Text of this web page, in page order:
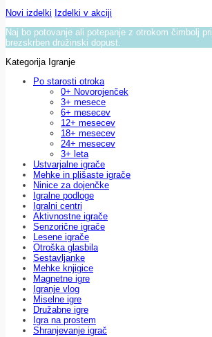
Novi izdelki Izdelki v akciji
Naj bo potovanje ali potepanje z otrokom čimbolj
brezskrben družinski dopust.
Kategorija Igranje
Po starosti otroka
0+ Novorojenček
3+ mesece
6+ mesecev
12+ mesecev
18+ mesecev
24+ mesecev
3+ leta
Ustvarjalne igrače
Mehke in plišaste igrače
Ninice za dojenčke
Igralne podloge
Igralni centri
Aktivnostne igrače
Senzorične igrače
Lesene igrače
Otroška glasbila
Sestavljanke
Mehke knjigice
Magnetne igre
Igranje vlog
Miselne igre
Družabne igre
Igra na prostem
Shranjevanje igrač